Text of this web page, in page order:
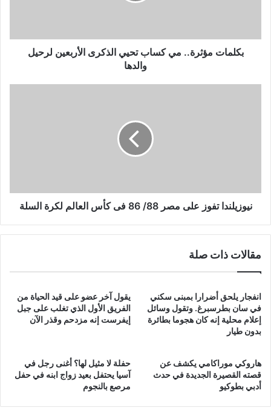
والدها
بكلمات مؤثرة.. مي كساب تحيي الذكرى الأربعين لرحيل
والدها
العالم
لكرة
نيوزيلندا تفوز على مصر 88/ 86 فى كأس العالم لكرة السلة
مقالات ذات صلة
انفجار يلحق أضرارا بمبنى سكني
في سان بطرسبرغ. وتقول وسائل
إعلام محلية إنه كان هجوما بطائرة
بدون طيار
يقول آخر عضو على قيد الحياة من
الفريق الأول الذي تغلب على جبل
إيفرست إنه مزدحم وقذر الآن
هاروكي موراكامي يكشف عن
قصته القصيرة الجديدة في حدث
أدبي بطوكيو
حفلة لا مثيل لها؟ أغنى رجل في
آسيا يحتفل بعيد زواج ابنه في حفل
مرصع بالنجوم